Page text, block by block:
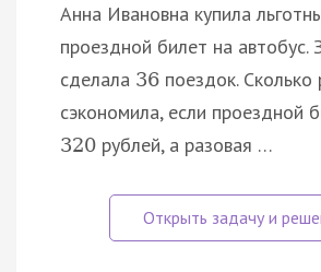
Анна Ивановна купила
проездной билет на автобус.
сделала 36 поездок. Сколько
сэкономила, если проездной
320 рублей, а разовая …